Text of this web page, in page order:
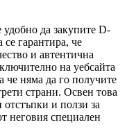
да закупите D-
гарантира, че
и автентична
на уебсайта
че няма да го получите
страни. Освен това
отстъпки и ползи за
неговия специален